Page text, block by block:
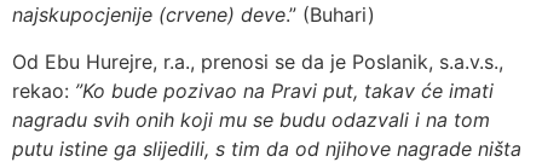
najskupocjenije (crvene) deve.” (Buhari)
Od Ebu Hurejre, r.a., prenosi se da je Poslanik, s.a.v.s.,
rekao: ”Ko bude pozivao na Pravi put, takav će imati
nagradu svih onih koji mu se budu odazvali i na tom
putu istine ga slijedili, s tim da od njihove nagrade ništa